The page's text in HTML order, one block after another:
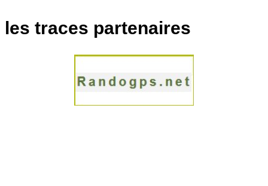
les traces partenaires